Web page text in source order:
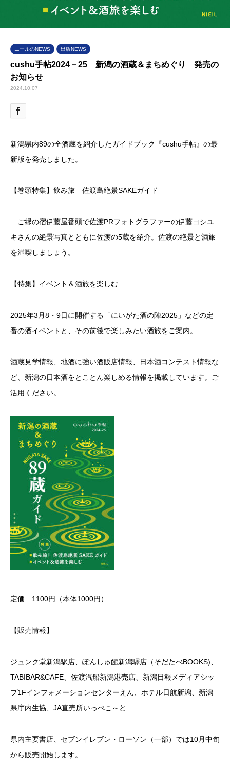
ニールのNEWS 出版NEWS
cushu手帖2024－25 新潟の酒蔵＆まちめぐり 発売の
お知らせ
2024.10.07
新潟県内89の全酒蔵を紹介したガイドブック『cushu手帖』の最
新版を発売しました。
【巻頭特集】飲み旅 佐渡島絶景SAKEガイド
ご縁の宿伊藤屋番頭で佐渡PRフォトグラファーの伊藤ヨシユ
キさんの絶景写真とともに佐渡の5蔵を紹介。佐渡の絶景と酒旅
を満喫しましょう。
【特集】イベント＆酒旅を楽しむ
2025年3月8・9日に開催する「にいがた酒の陣2025」などの定
番の酒イベントと、その前後で楽しみたい酒旅をご案内。
酒蔵見学情報、地酒に強い酒販店情報、日本酒コンテスト情報な
ど、新潟の日本酒をとことん楽しめる情報を掲載しています。ご
活用ください。
定価 1100円（本体1000円）
【販売情報】
ジュンク堂新潟駅店、ぽんしゅ館新潟驛店（そだたべBOOKS)、
TABIBAR&CAFE、佐渡汽船新潟港売店、新潟日報メディアシッ
プ1Fインフォメーションセンターえん、ホテル日航新潟、新潟
県庁内生協、JA直売所いっぺこ～と
県内主要書店、セブンイレブン・ローソン（一部）では10月中旬
から販売開始します。